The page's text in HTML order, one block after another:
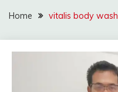
Home vitalis body wash